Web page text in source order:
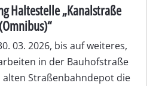
Haltestelle „Kanalstraße
(Omnibus)“
03. 2026, bis auf weiteres,
in der Bauhofstraße
Straßenbahndepot die